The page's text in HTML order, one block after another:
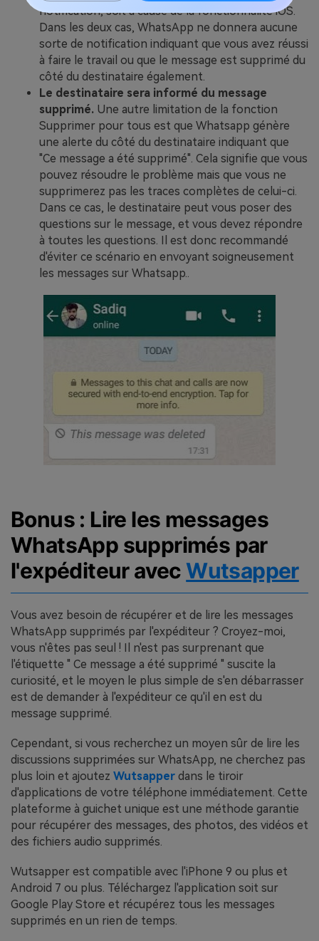
notification, soit à cause de la fonctionnalité iOS.
Dans les deux cas, WhatsApp ne donnera aucune
sorte de notification indiquant que vous avez réussi
à faire le travail ou que le message est supprimé du
côté du destinataire également.
Le destinataire sera informé du message
supprimé. Une autre limitation de la fonction
Supprimer pour tous est que Whatsapp génère
une alerte du côté du destinataire indiquant que
"Ce message a été supprimé". Cela signifie que vous
pouvez résoudre le problème mais que vous ne
supprimerez pas les traces complètes de celui-ci.
Dans ce cas, le destinataire peut vous poser des
questions sur le message, et vous devez répondre
à toutes les questions. Il est donc recommandé
d'éviter ce scénario en envoyant soigneusement
les messages sur Whatsapp..
Bonus : Lire les messages
WhatsApp supprimés par
l'expéditeur avecWutsapper
Vous avez besoin de récupérer et de lire les messages
WhatsApp supprimés par l'expéditeur ? Croyez-moi,
vous n'êtes pas seul ! Il n'est pas surprenant que
l'étiquette " Ce message a été supprimé " suscite la
curiosité, et le moyen le plus simple de s'en débarrasser
est de demander à l'expéditeur ce qu'il en est du
message supprimé.
Cependant, si vous recherchez un moyen sûr de lire les
discussions supprimées sur WhatsApp, ne cherchez pas
plus loin et ajoutez Wutsapper dans le tiroir
d'applications de votre téléphone immédiatement. Cette
plateforme à guichet unique est une méthode garantie
pour récupérer des messages, des photos, des vidéos et
des fichiers audio supprimés.
Wutsapper est compatible avec l'iPhone 9 ou plus et
Android 7 ou plus. Téléchargez l'application soit sur
Google Play Store et récupérez tous les messages
supprimés en un rien de temps.